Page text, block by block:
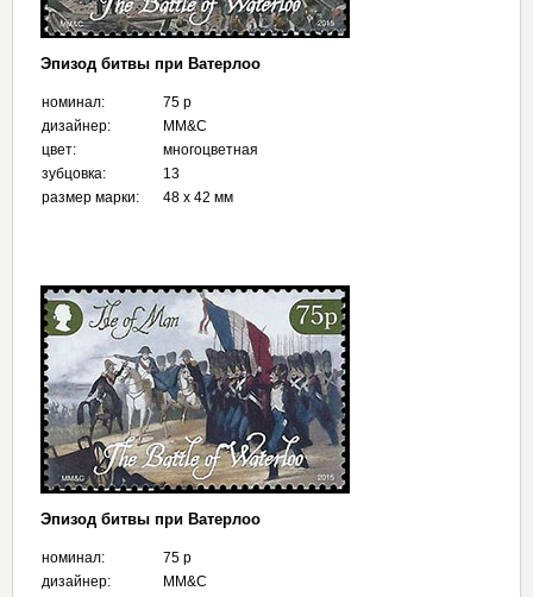
Эпизод битвы при Ватерлоо
номинал:
75 p
дизайнер:
MM&C
цвет:
многоцветная
зубцовка:
13
размер марки:
48 х 42 мм
Эпизод битвы при Ватерлоо
номинал:
75 p
дизайнер:
MM&C